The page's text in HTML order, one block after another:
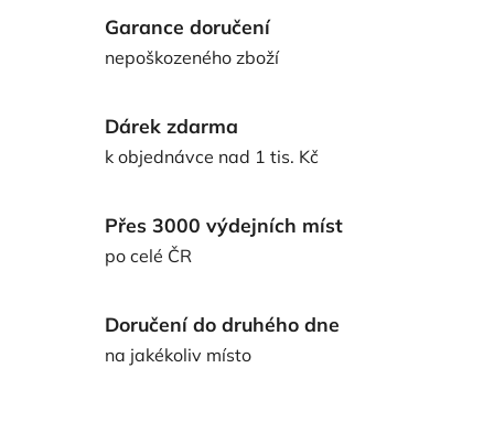
Garance doručení
nepoškozeného zboží
Dárek zdarma
k objednávce nad 1 tis. Kč
Přes 3000 výdejních míst
po celé ČR
Doručení do druhého dne
na jakékoliv místo